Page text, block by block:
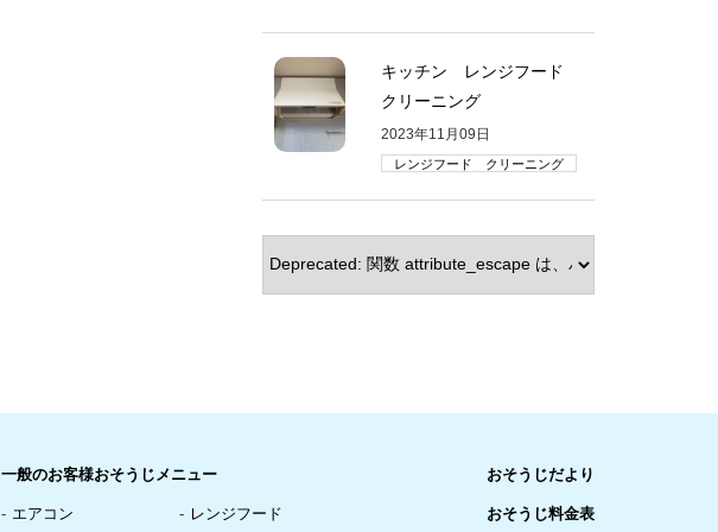
キッチン レンジフード
クリーニング
2023年11月09日
レンジフード クリーニング
一般のお客様おそうじメニュー
エアコン レンジフード
おそうじだより
おそうじ料金表